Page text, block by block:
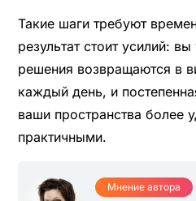
Такие шаги требуют
результат стоит усилий:
решения возвращаются в
каждый день, и
ваши пространства более
практичными.
Мнение автора